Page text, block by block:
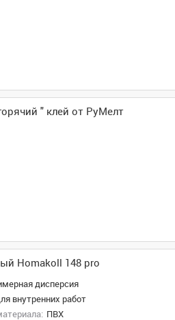
" клей от РуМелт
Homakoll 148 pro
дисперсия
внутренних работ
ПВХ